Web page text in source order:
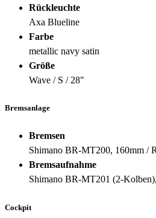
Rückleuchte
Axa Blueline
Farbe
metallic navy satin
Größe
Wave / S / 28"
Bremsanlage
Bremsen
Shimano BR-MT200, 160mm /
Bremsaufnahme
Shimano BR-MT201 (2-
Cockpit